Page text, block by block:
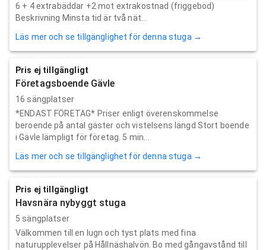
6 + 4 extrabäddar +2 mot extrakostnad (friggebod)
Beskrivning Minsta tid är två nät...
Läs mer och se tillgänglighet för denna stuga →
Pris ej tillgängligt
Företagsboende Gävle
16 sängplatser
*ENDAST FÖRETAG* Priser enligt överenskommelse
beroende på antal gäster och vistelsens längd Stort boende
i Gävle lämpligt för företag. 5 min...
Läs mer och se tillgänglighet för denna stuga →
Pris ej tillgängligt
Havsnära nybyggt stuga
5 sängplatser
Välkommen till en lugn och tyst plats med fina
naturupplevelser på Hållnäshalvön. Bo med gångavstånd till